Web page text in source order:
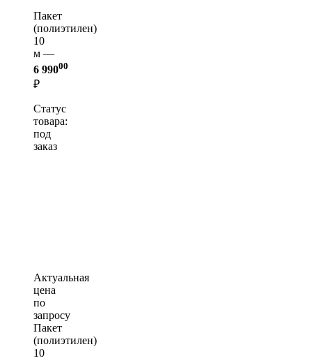
Пакет
(полиэтилен)
10
м —
6 99000
₽
Статус
товара:
под
заказ
Актуальная
цена
по
запросу
Пакет
(полиэтилен)
10